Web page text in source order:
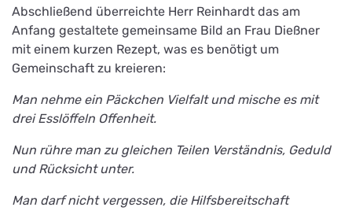
Abschließend überreichte Herr Reinhardt das am
Anfang gestaltete gemeinsame Bild an Frau Dießner
mit einem kurzen Rezept, was es benötigt um
Gemeinschaft zu kreieren:
Man nehme ein Päckchen Vielfalt und mische es mit
drei Esslöffeln Offenheit.
Nun rühre man zu gleichen Teilen Verständnis, Geduld
und Rücksicht unter.
Man darf nicht vergessen, die Hilfsbereitschaft